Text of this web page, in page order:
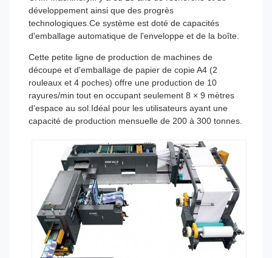
développement ainsi que des progrès
technologiques. Ce système est doté de capacités
d'emballage automatique de l'enveloppe et de la boîte.
Cette petite ligne de production de machines de
découpe et d'emballage de papier de copie A4 (2
rouleaux et 4 poches) offre une production de 10
rayures/min tout en occupant seulement 8 × 9 mètres
d'espace au sol.Idéal pour les utilisateurs ayant une
capacité de production mensuelle de 200 à 300 tonnes.